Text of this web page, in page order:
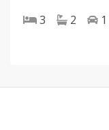
3 2 1